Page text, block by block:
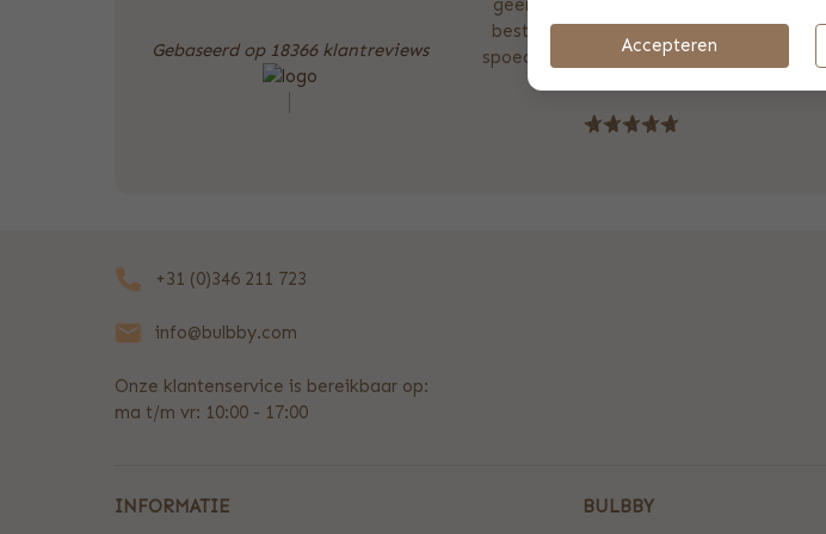
Gebaseerd op 18366 klantreviews
geen mogelijkheid meer is om de
bestelling af te halen. En de optie
spoedbestelling is er op dit moment
+31 (0)346 211 723
info@bulbby.com
Onze klantenservice is bereikbaar op:
ma t/m vr: 10:00 - 17:00
INFORMATIE BULBBY
Accepteren